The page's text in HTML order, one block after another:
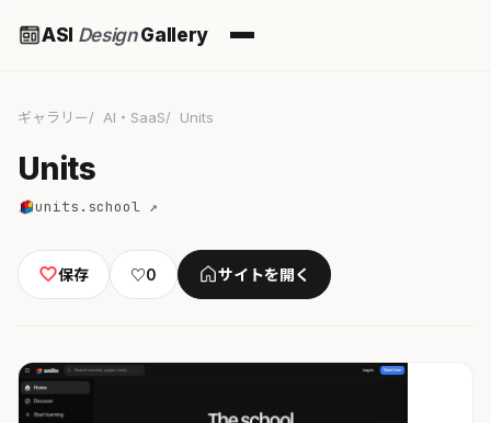
ASI DesignGallery
ギャラリー AI・SaaS Units
Units
units.school ↗
保存 ♡0 サイトを開く